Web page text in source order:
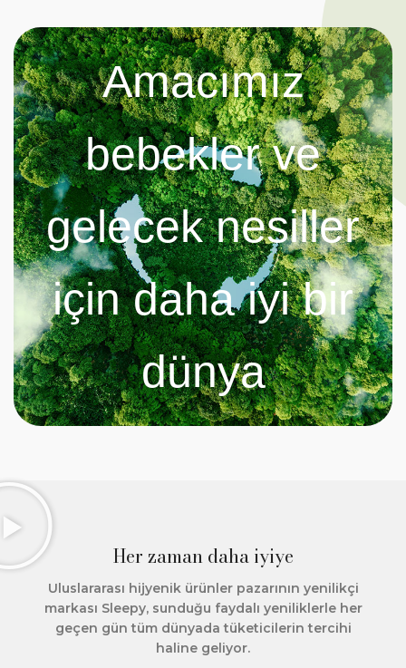
Amacımız
bebekler ve
gelecek nesiller
için daha iyi bir
dünya
Her zaman daha iyiye
Uluslararası hijyenik ürünler pazarının yenilikçi
markası Sleepy, sunduğu faydalı yeniliklerle her
geçen gün tüm dünyada tüketicilerin tercihi
haline geliyor.